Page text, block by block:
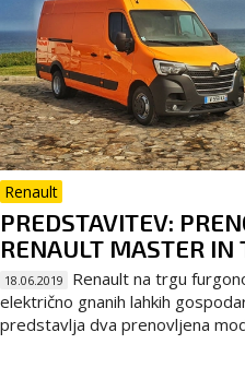
Renault
PREDSTAVITEV:
RENAULT MASTER IN
18.06.2019
Renault na trgu
električno gnanih lahkih
predstavlja dva prenovljena